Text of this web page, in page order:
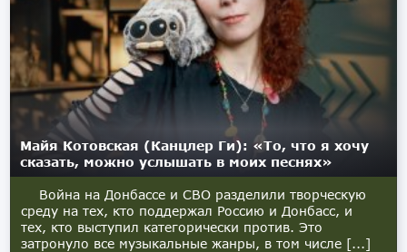
Майя Котовская (Канцлер Ги): «То, что я хочу
сказать, можно услышать в моих песнях»
Война на Донбассе и СВО разделили творческую
среду на тех, кто поддержал Россию и Донбасс, и
тех, кто выступил категорически против. Это
затронуло все музыкальные жанры, в том числе [...]